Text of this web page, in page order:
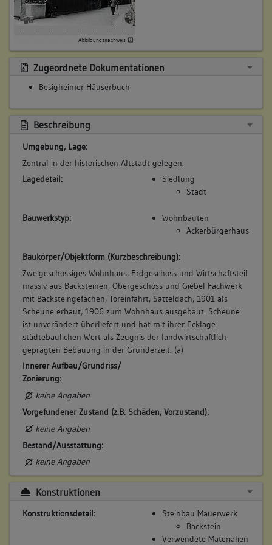
(1587 - 1628)
Bemerkung Familie:
Bemerkung Besitz:
zinst
Beschreibung:
Garten
Beruf / Amt / Titel:
keiner
Betroffene Gebäudeteile:
Garten
(1628 - 1901)
Bemerkung Besitz:
zinst
Beschreibung:
Garten
Beruf / Amt / Titel:
keiner
Betroffene Gebäudeteile:
Garten
(1901)
Bemerkung Familie:
Bemerkung Besitz:
besitzt
Scheuer
Abbildungsnachweis
Zugeordnete Dokumentationen
Besigheimer Häuserbuch
Beschreibung
Umgebung, Lage:
Zentral in der historischen Altstadt gelegen.
Lagedetail:
Siedlung
Stadt
Bauwerkstyp:
Wohnbauten
Ackerbürgerhaus
Baukörper/Objektform (Kurzbeschreibung):
Zweigeschossiges Wohnhaus, Erdgeschoss und Wirtschaftsteil
massiv aus Backsteinen, Obergeschoss und Giebel Fachwerk
mit Backsteingefachen, Toreinfahrt, Satteldach, 1901 als
Scheune erbaut, 1906 zum Wohnhaus ausgebaut. Scheune
ist unverändert überliefert und hat mit ihrer Ecklage
städtebaulichen Wert als Zeugnis der landwirtschaftlich
geprägten Bebauung in der Gründerzeit. (a)
Innerer Aufbau/Grundriss/
Zonierung:
keine Angaben
Vorgefundener Zustand (z.B. Schäden, Vorzustand):
keine Angaben
Bestand/Ausstattung:
keine Angaben
Konstruktionen
Konstruktionsdetail:
Steinbau Mauerwerk
Backstein
Verwendete Materialien